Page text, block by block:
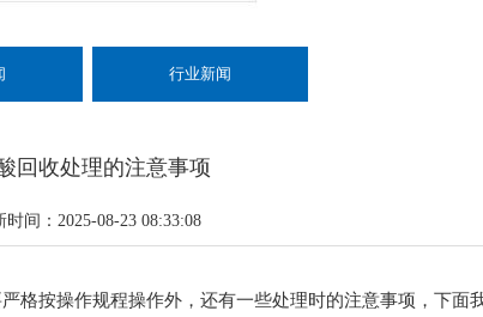
行业新闻
回收处理的注意事项
时间：2025-08-23 08:33:08
按操作规程操作外，还有一些处理时的注意事项，下面